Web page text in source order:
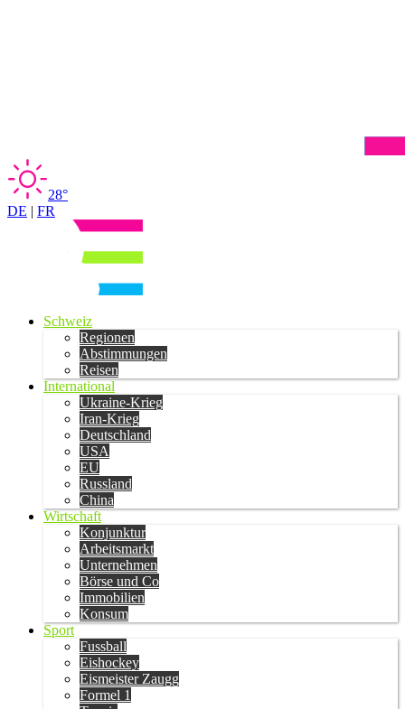
28°
DE | FR
Schweiz
Regionen
Abstimmungen
Reisen
International
Ukraine-Krieg
Iran-Krieg
Deutschland
USA
EU
Russland
China
Wirtschaft
Konjunktur
Arbeitsmarkt
Unternehmen
Börse und Co
Immobilien
Konsum
Sport
Fussball
Eishockey
Eismeister Zaugg
Formel 1